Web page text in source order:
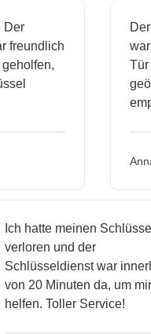
Der
freundlich
geholfen,
Ich hatte meinen Schlüssel
verloren und der
Schlüsseldienst war
von 20 Minuten da, um mir
helfen. Toller Service!